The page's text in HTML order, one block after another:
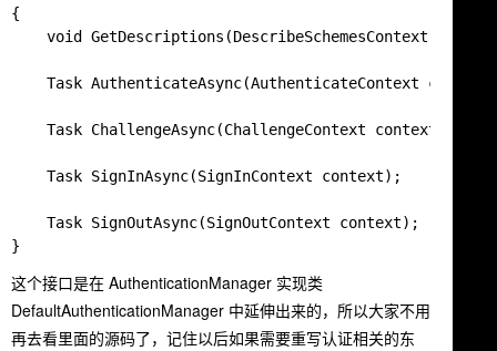
{
void GetDescriptions(DescribeSchemesContext
Task AuthenticateAsync(AuthenticateContext
    Task ChallengeAsync(ChallengeContext context);
    Task SignInAsync(SignInContext context);
    Task SignOutAsync(SignOutContext context);
这个接口是在 AuthenticationManager 实现类
DefaultAuthenticationManager 中延伸出来的，所以大家不用
再去看里面的源码了，记住以后如果需要重写认证相关的东